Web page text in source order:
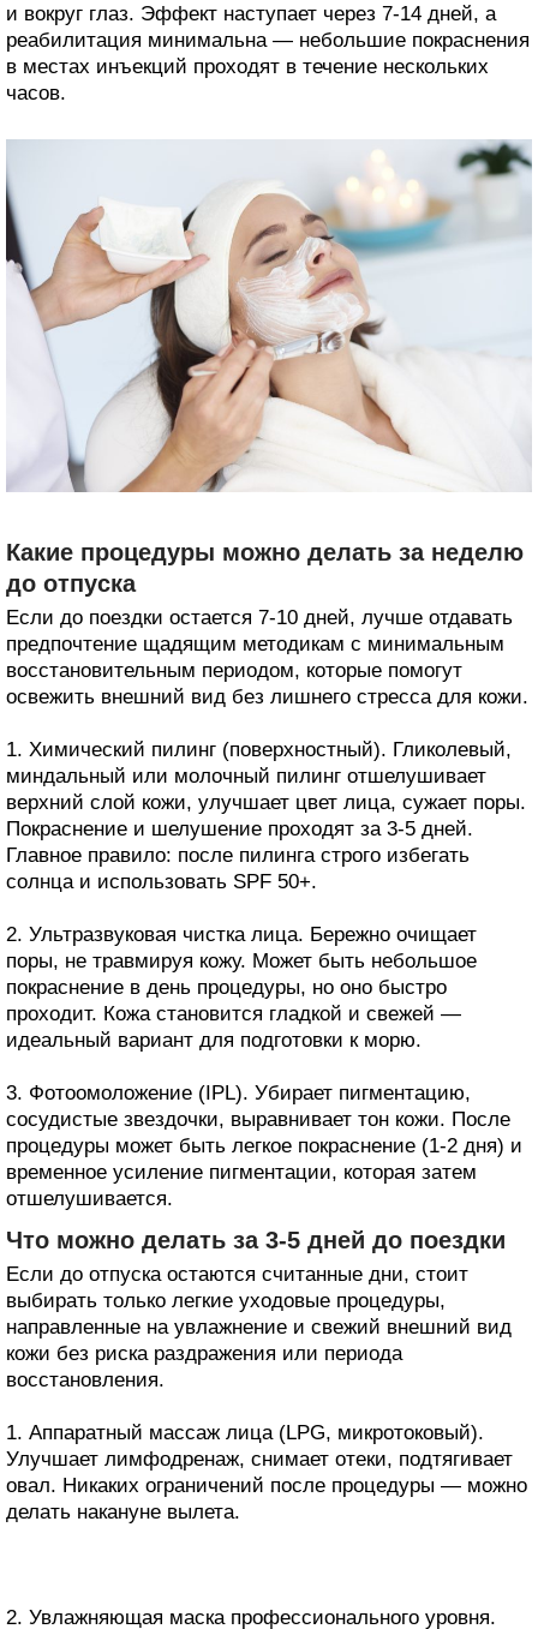
и вокруг глаз. Эффект наступает через 7-14 дней, а
реабилитация минимальна — небольшие покраснения
в местах инъекций проходят в течение нескольких
часов.
Какие процедуры можно делать за неделю
до отпуска
Если до поездки остается 7-10 дней, лучше отдавать
предпочтение щадящим методикам с минимальным
восстановительным периодом, которые помогут
освежить внешний вид без лишнего стресса для кожи.
1. Химический пилинг (поверхностный). Гликолевый,
миндальный или молочный пилинг отшелушивает
верхний слой кожи, улучшает цвет лица, сужает поры.
Покраснение и шелушение проходят за 3-5 дней.
Главное правило: после пилинга строго избегать
солнца и использовать SPF 50+.
2. Ультразвуковая чистка лица. Бережно очищает
поры, не травмируя кожу. Может быть небольшое
покраснение в день процедуры, но оно быстро
проходит. Кожа становится гладкой и свежей —
идеальный вариант для подготовки к морю.
3. Фотоомоложение (IPL). Убирает пигментацию,
сосудистые звездочки, выравнивает тон кожи. После
процедуры может быть легкое покраснение (1-2 дня) и
временное усиление пигментации, которая затем
отшелушивается.
Что можно делать за 3-5 дней до поездки
Если до отпуска остаются считанные дни, стоит
выбирать только легкие уходовые процедуры,
направленные на увлажнение и свежий внешний вид
кожи без риска раздражения или периода
восстановления.
1. Аппаратный массаж лица (LPG, микротоковый).
Улучшает лимфодренаж, снимает отеки, подтягивает
овал. Никаких ограничений после процедуры — можно
делать накануне вылета.
2. Увлажняющая маска профессионального уровня.